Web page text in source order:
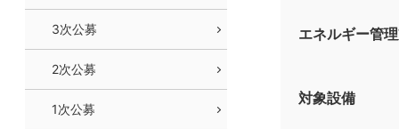
3次公募
2次公募
1次公募
エネルギー管
対象設備